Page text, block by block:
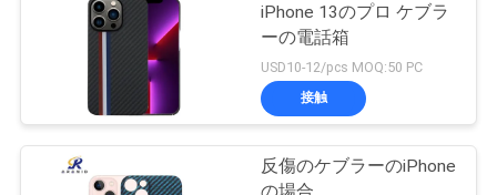
iPhone 13のプロ ケブラ
ーの電話箱
USD10-12/pcs MOQ:50 PC
接触
反傷のケブラーのiPhone